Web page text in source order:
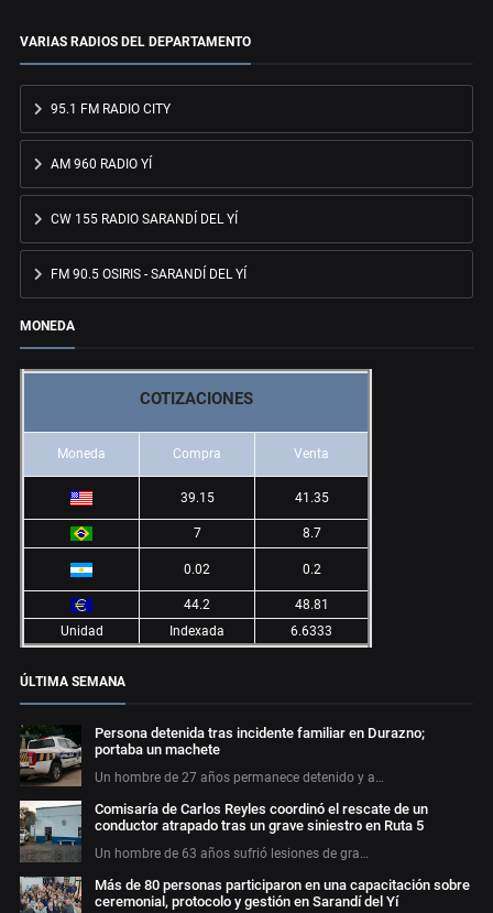
VARIAS RADIOS DEL DEPARTAMENTO
95.1 FM RADIO CITY
AM 960 RADIO YÍ
CW 155 RADIO SARANDÍ DEL YÍ
FM 90.5 OSIRIS - SARANDÍ DEL YÍ
MONEDA
COTIZACIONES
Moneda Compra Venta
39.15 41.35
7 8.7
0.02 0.2
44.2
48.81
Unidad
Indexada 6.6333
ÚLTIMA SEMANA
Persona detenida tras incidente familiar en Durazno;
portaba un machete
Un hombre de 27 años permanece detenido y a…
Comisaría de Carlos Reyles coordinó el rescate de un
conductor atrapado tras un grave siniestro en Ruta 5
Un hombre de 63 años sufrió lesiones de gra…
Más de 80 personas participaron en una capacitación sobre
ceremonial, protocolo y gestión en Sarandí del Yí